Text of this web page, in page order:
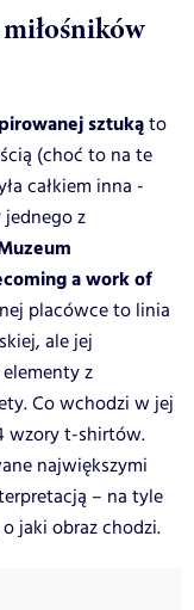
sztukąto
(choć to na te
całkiem inna -
z
a work of
placówce to linia
ale jej
z
Co wchodzi w jej
wzory t-shirtów.
największymi
– na tyle
jaki obraz chodzi.